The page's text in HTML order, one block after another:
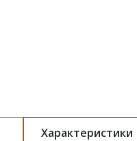
Характеристики